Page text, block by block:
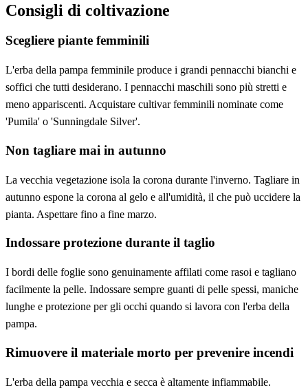
Consigli di coltivazione
Scegliere piante femminili
L'erba della pampa femminile produce i grandi pennacchi bianchi e
soffici che tutti desiderano. I pennacchi maschili sono più stretti e
meno appariscenti. Acquistare cultivar femminili nominate come
'Pumila' o 'Sunningdale Silver'.
Non tagliare mai in autunno
La vecchia vegetazione isola la corona durante l'inverno. Tagliare in
autunno espone la corona al gelo e all'umidità, il che può uccidere la
pianta. Aspettare fino a fine marzo.
Indossare protezione durante il taglio
I bordi delle foglie sono genuinamente affilati come rasoi e tagliano
facilmente la pelle. Indossare sempre guanti di pelle spessi, maniche
lunghe e protezione per gli occhi quando si lavora con l'erba della
pampa.
Rimuovere il materiale morto per prevenire incendi
L'erba della pampa vecchia e secca è altamente infiammabile.